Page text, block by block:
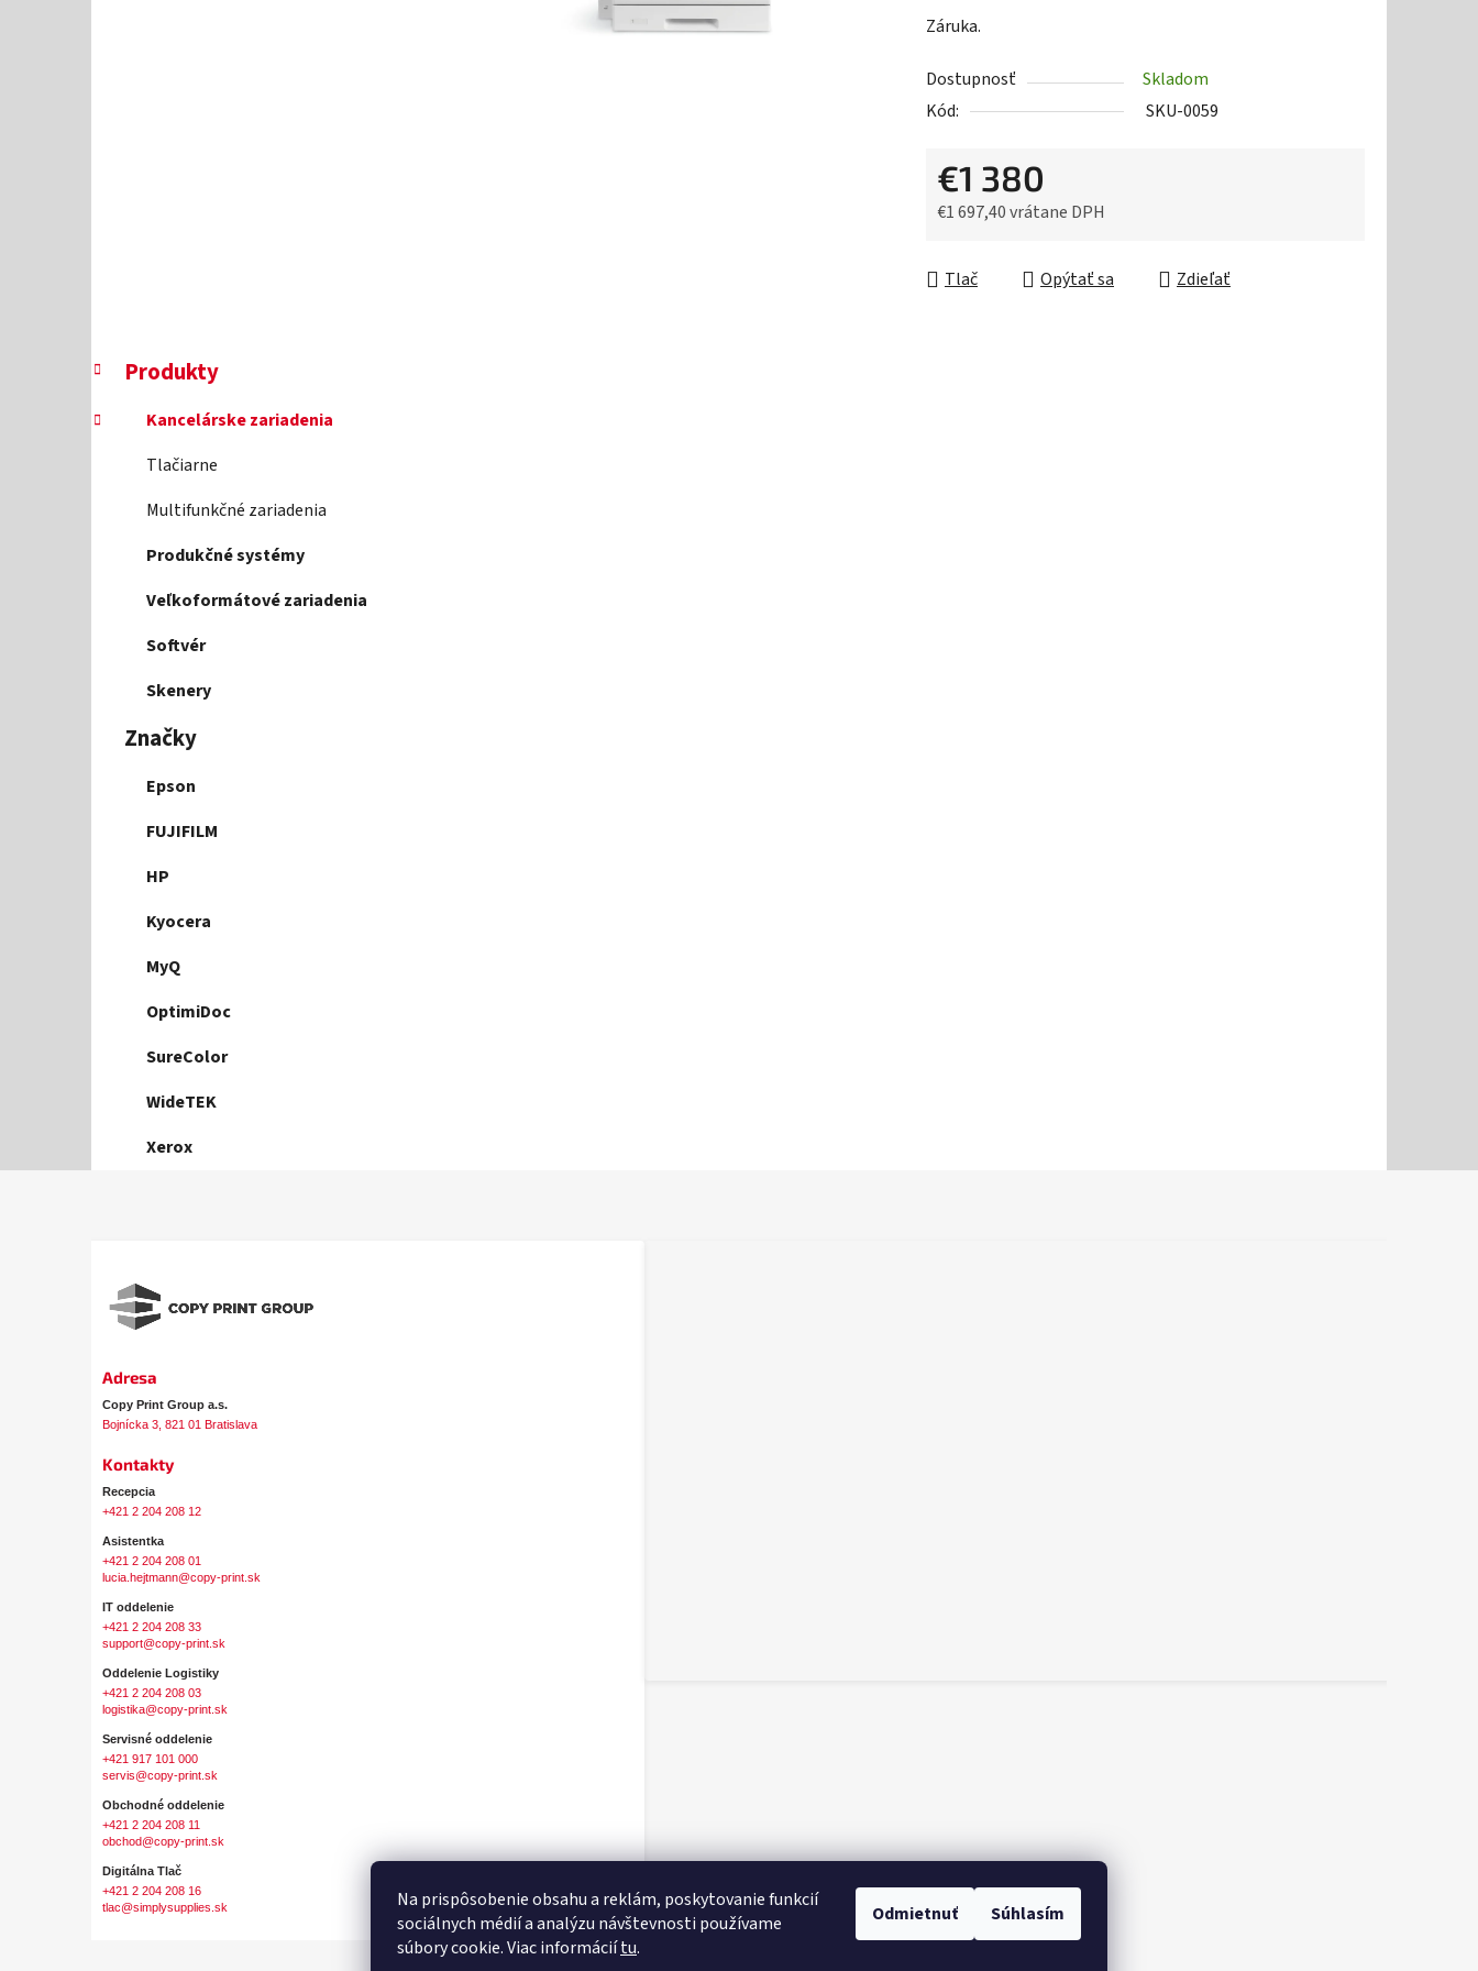
Na prispôsobenie obsahu a reklám, poskytovanie funkcií
sociálnych médií a analýzu návštevnosti používame
súbory cookie. Viac informáciítu.
Odmietnuť Súhlasím
Preskočiť
kategórie
K
a
t
e
Produkty
Kancelárske zariadenia
Tlačiarne
Multifunkčné zariadenia
Produkčné systémy
Veľkoformátové zariadenia
Softvér
Skenery
Značky
Epson
FUJIFILM
HP
Kyocera
MyQ
OptimiDoc
SureColor
WideTEK
Xerox
Záruka.
Dostupnosť
Skladom
Kód:
SKU-0059
€1 380
€1 697,40 vrátane DPH
Tlač
Opýtať sa Zdieľať
Adresa
Copy Print Group a.s.
Bojnícka 3, 821 01 Bratislava
Kontakty
Recepcia
+421 2 204 208 12
Asistentka
+421 2 204 208 01
lucia.hejtmann@copy-print.sk
IT oddelenie
+421 2 204 208 33
support@copy-print.sk
Oddelenie Logistiky
+421 2 204 208 03
logistika@copy-print.sk
Servisné oddelenie
+421 917 101 000
servis@copy-print.sk
Obchodné oddelenie
+421 2 204 208 11
obchod@copy-print.sk
Digitálna Tlač
+421 2 204 208 16
tlac@simplysupplies.sk